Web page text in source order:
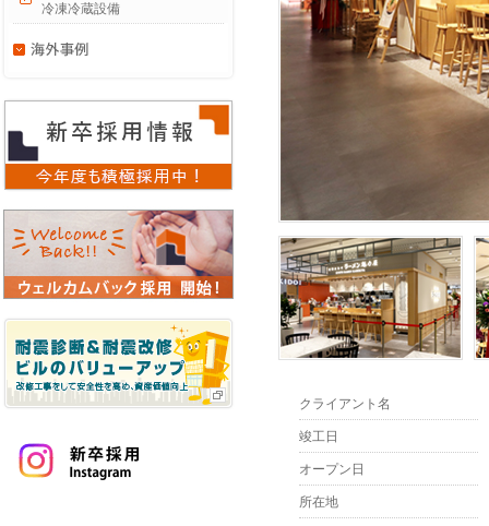
クライアント名
竣工日
オープン日
所在地
冷凍冷蔵設備